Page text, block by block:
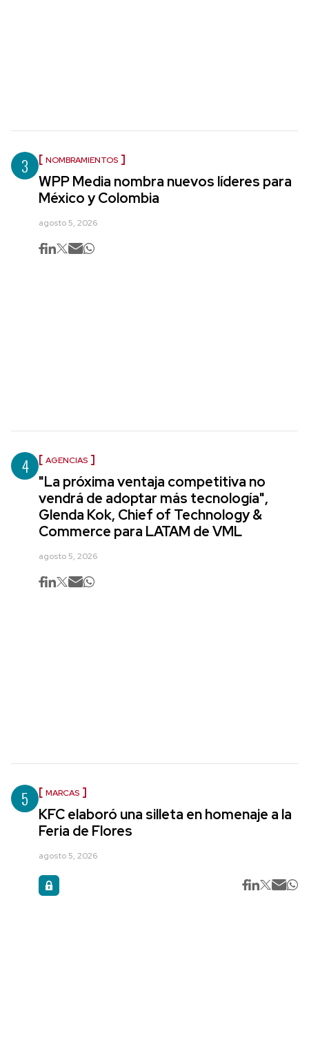
3 NOMBRAMIENTOS
WPP Media nombra nuevos líderes para
México y Colombia
agosto 5, 2026
4 AGENCIAS
"La próxima ventaja competitiva no
vendrá de adoptar más tecnología",
Glenda Kok, Chief of Technology &
Commerce para LATAM de VML
agosto 5, 2026
5 MARCAS
KFC elaboró una silleta en homenaje a la
Feria de Flores
agosto 5, 2026